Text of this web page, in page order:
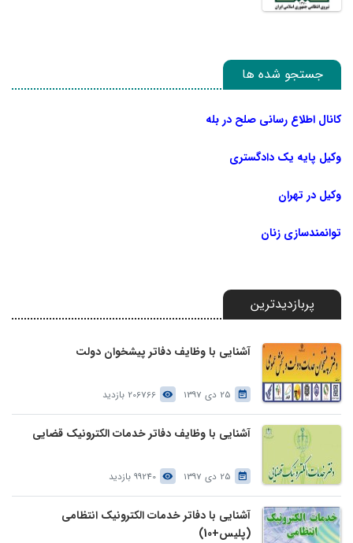
جستجو شده ها
کانال اطلاع رسانی صلح در بله
وکیل پایه یک دادگستری
وکیل در تهران
توانمندسازی زنان
پربازدیدترین
آشنایی با وظایف دفاتر پیشخوان دولت
25 دی 1397 206766 بازدید
آشنایی با وظایف دفاتر خدمات الکترونیک قضایی
25 دی 1397 99240 بازدید
آشنایی با دفاتر خدمات الکترونیک انتظامی
(پلیس+10)